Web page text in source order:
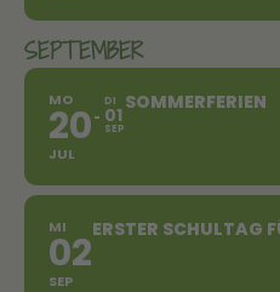
SEPTEMBER
MO
20
JUL
DI
01
SEP
SOMMERFERIEN
MI
02
SEP
ERSTER SCHULTAG